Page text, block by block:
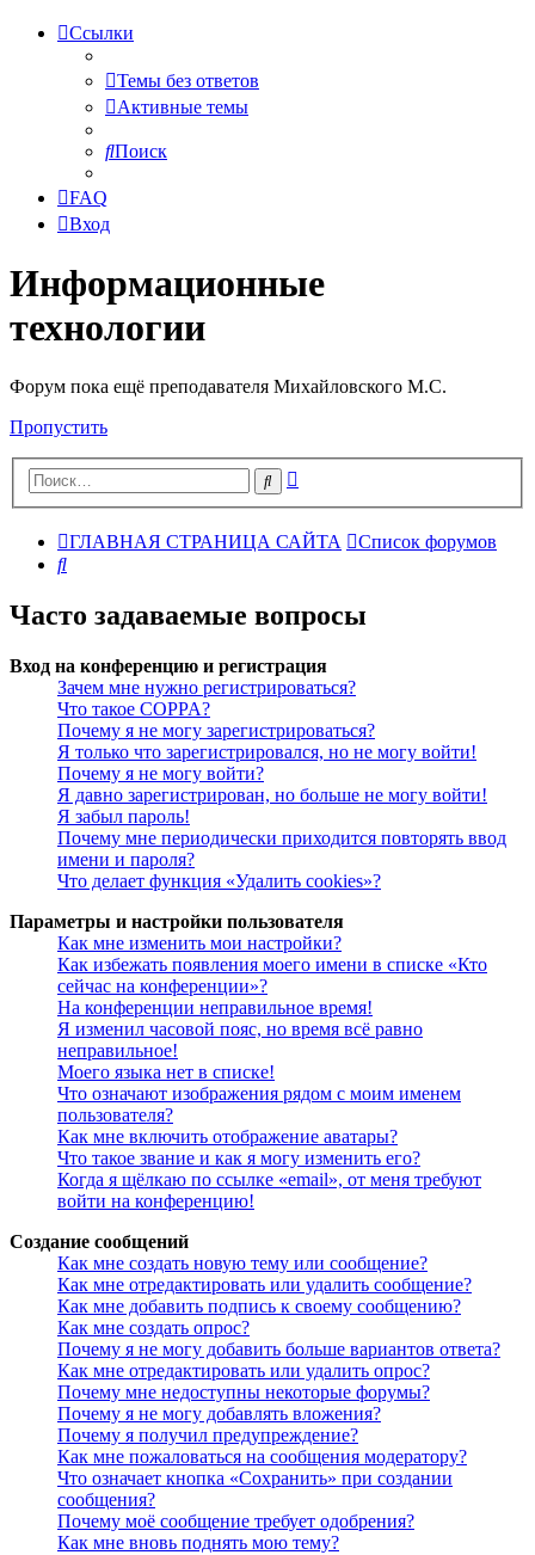
Ссылки
Темы без ответов
Активные темы
Поиск
FAQ
Вход
Информационные
технологии
Форум пока ещё преподавателя Михайловского М.С.
Пропустить
Поиск
ГЛАВНАЯ СТРАНИЦА САЙТА
Список форумов
Поиск
Часто задаваемые вопросы
Вход на конференцию и регистрация
Зачем мне нужно регистрироваться?
Что такое COPPA?
Почему я не могу зарегистрироваться?
Я только что зарегистрировался, но не могу войти!
Почему я не могу войти?
Я давно зарегистрирован, но больше не могу войти!
Я забыл пароль!
Почему мне периодически приходится повторять ввод
имени и пароля?
Что делает функция «Удалить cookies»?
Параметры и настройки пользователя
Как мне изменить мои настройки?
Как избежать появления моего имени в списке «Кто
сейчас на конференции»?
На конференции неправильное время!
Я изменил часовой пояс, но время всё равно
неправильное!
Моего языка нет в списке!
Что означают изображения рядом с моим именем
пользователя?
Как мне включить отображение аватары?
Что такое звание и как я могу изменить его?
Когда я щёлкаю по ссылке «email», от меня требуют
войти на конференцию!
Создание сообщений
Как мне создать новую тему или сообщение?
Как мне отредактировать или удалить сообщение?
Как мне добавить подпись к своему сообщению?
Как мне создать опрос?
Почему я не могу добавить больше вариантов ответа?
Как мне отредактировать или удалить опрос?
Почему мне недоступны некоторые форумы?
Почему я не могу добавлять вложения?
Почему я получил предупреждение?
Как мне пожаловаться на сообщения модератору?
Что означает кнопка «Сохранить» при создании
сообщения?
Почему моё сообщение требует одобрения?
Как мне вновь поднять мою тему?